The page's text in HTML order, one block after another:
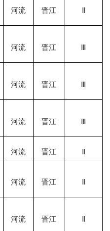
河流 晋江 Ⅱ
河流 晋江 Ⅲ
河流 晋江 Ⅲ
河流 晋江 Ⅲ
河流 晋江 Ⅱ
河流 晋江 Ⅱ
河流 晋江 Ⅱ